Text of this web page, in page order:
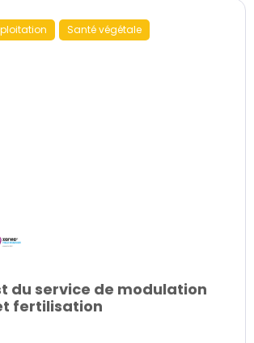
Santé végétale
du service de modulation
fertilisation